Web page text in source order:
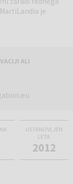
je
ALI
USTANOVLJEN
LETA
2012